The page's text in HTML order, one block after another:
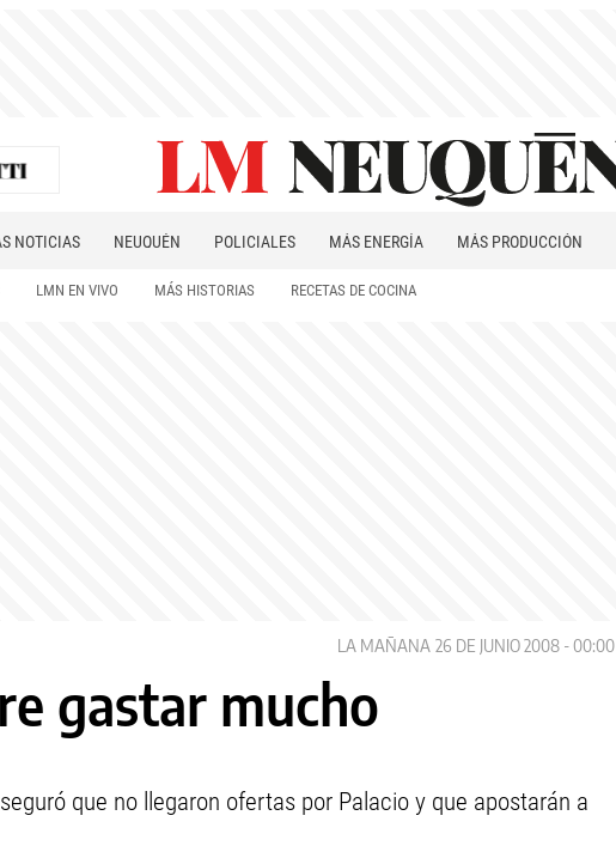
NOTICIAS NEUQUÉN POLICIALES MÁS ENERGÍA MÁS PRODUCCIÓN
LMN EN VIVO MÁS HISTORIAS RECETAS DE COCINA
LA MAÑANA 26 DE JUNIO 2008 - 00:00
gastar mucho
que no llegaron ofertas por Palacio y que apostarán a